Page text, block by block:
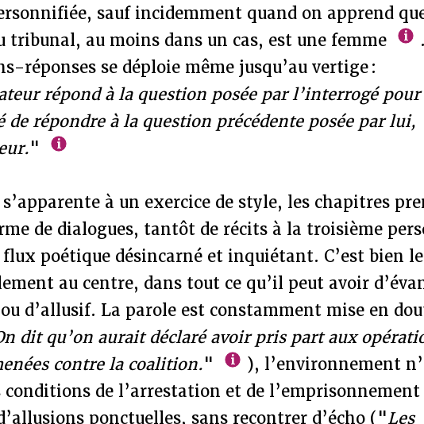
sauf incidemment quand on apprend
tribunal, au moins dans un cas, est une femme
réponses se déploie même jusqu’au vertige :
répond à la question posée par l’interrogé
de répondre à la question précédente posée par lui,
"
s’apparente à un exercice de style, les chapitres
de dialogues, tantôt de récits à la troisième
poétique désincarné et inquiétant. C’est bien
au centre, dans tout ce qu’il peut avoir
d’allusif. La parole est constamment mise en
dit qu’on aurait déclaré avoir pris part aux
contre la coalition."
), l’environnement
conditions de l’arrestation et de
ponctuelles, sans recontrer d’écho ("Les